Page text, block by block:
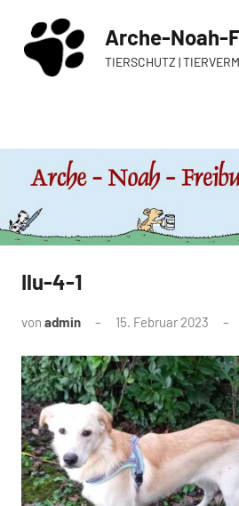
Inhalt
springen
Arche-Noah-
TIERSCHUTZ |
Ilu-4-1
von admin 15. Februar 2023